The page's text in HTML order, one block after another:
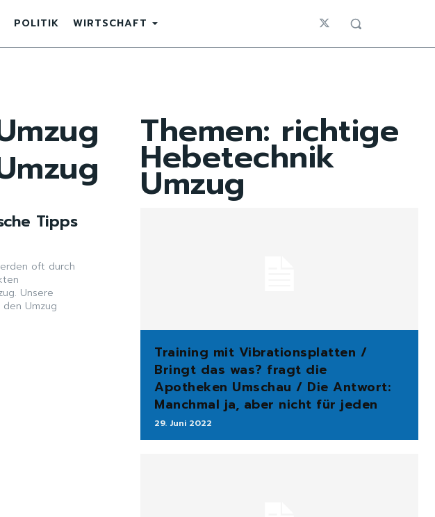
POLITIK WIRTSCHAFT
Tipps
oft durch
Unsere
Umzug
Themen: richtige
Hebetechnik
Umzug
Training mit Vibrationsplatten /
Bringt das was? fragt die
Apotheken Umschau / Die Antwort:
Manchmal ja, aber nicht für jeden
29. Juni 2022